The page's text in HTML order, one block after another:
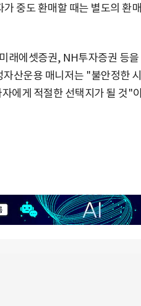
중도 환매할 때는 별도의 환매
래에셋증권, NH투자증권 등을
산운용 매니저는 "불안정한 시
에게 적절한 선택지가 될 것"이